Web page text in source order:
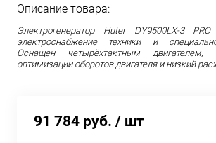
Описание товара:
Электрогенератор Huter DY9500LX-3
электроснабжение техники и
Оснащен четырёхтактным двигателем,
оптимизации оборотов двигателя и низкий
91 784 руб. / шт